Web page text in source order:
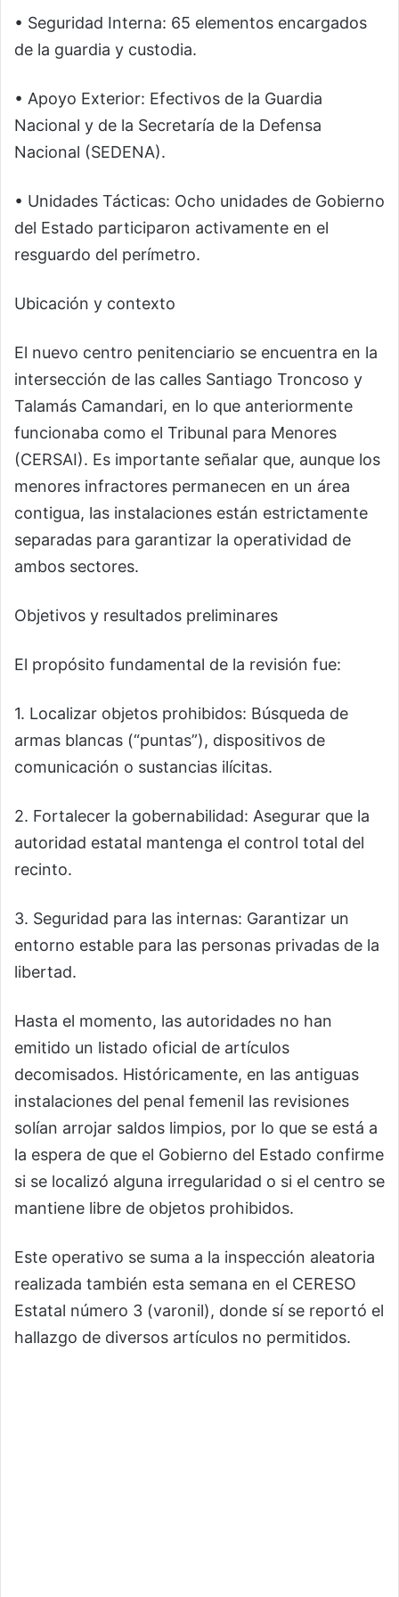
• Seguridad Interna: 65 elementos encargados
de la guardia y custodia.
• Apoyo Exterior: Efectivos de la Guardia
Nacional y de la Secretaría de la Defensa
Nacional (SEDENA).
• Unidades Tácticas: Ocho unidades de Gobierno
del Estado participaron activamente en el
resguardo del perímetro.
Ubicación y contexto
El nuevo centro penitenciario se encuentra en la
intersección de las calles Santiago Troncoso y
Talamás Camandari, en lo que anteriormente
funcionaba como el Tribunal para Menores
(CERSAI). Es importante señalar que, aunque los
menores infractores permanecen en un área
contigua, las instalaciones están estrictamente
separadas para garantizar la operatividad de
ambos sectores.
Objetivos y resultados preliminares
El propósito fundamental de la revisión fue:
1. Localizar objetos prohibidos: Búsqueda de
armas blancas (“puntas”), dispositivos de
comunicación o sustancias ilícitas.
2. Fortalecer la gobernabilidad: Asegurar que la
autoridad estatal mantenga el control total del
recinto.
3. Seguridad para las internas: Garantizar un
entorno estable para las personas privadas de la
libertad.
Hasta el momento, las autoridades no han
emitido un listado oficial de artículos
decomisados. Históricamente, en las antiguas
instalaciones del penal femenil las revisiones
solían arrojar saldos limpios, por lo que se está a
la espera de que el Gobierno del Estado confirme
si se localizó alguna irregularidad o si el centro se
mantiene libre de objetos prohibidos.
Este operativo se suma a la inspección aleatoria
realizada también esta semana en el CERESO
Estatal número 3 (varonil), donde sí se reportó el
hallazgo de diversos artículos no permitidos.